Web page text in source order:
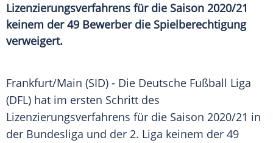
Lizenzierungsverfahrens für die Saison 2020/21
keinem der 49 Bewerber die Spielberechtigung
verweigert.
Frankfurt/Main (SID) - Die Deutsche Fußball Liga
(DFL) hat im ersten Schritt des
Lizenzierungsverfahrens für die Saison 2020/21 in
der Bundesliga und der 2. Liga keinem der 49